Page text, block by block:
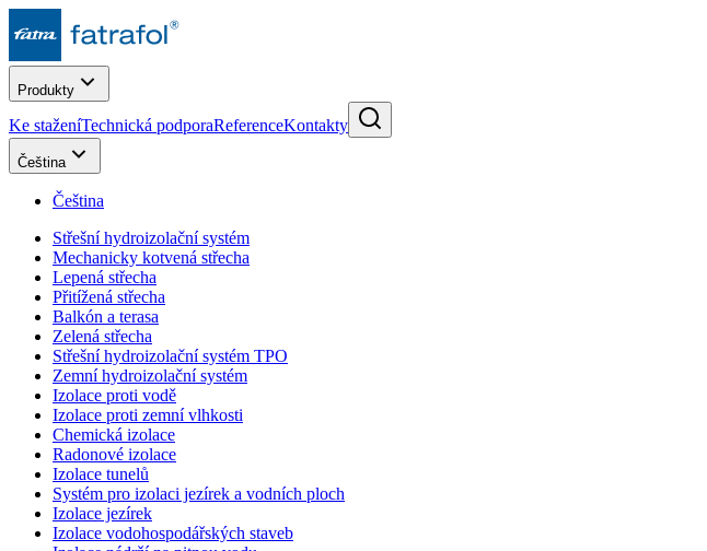
Produkty
Ke staženíTechnická podporaReferenceKontakty
Čeština
Čeština
Střešní hydroizolační systém
Mechanicky kotvená střecha
Lepená střecha
Přitížená střecha
Balkón a terasa
Zelená střecha
Střešní hydroizolační systém TPO
Zemní hydroizolační systém
Izolace proti vodě
Izolace proti zemní vlhkosti
Chemická izolace
Radonové izolace
Izolace tunelů
Systém pro izolaci jezírek a vodních ploch
Izolace jezírek
Izolace vodohospodářských staveb